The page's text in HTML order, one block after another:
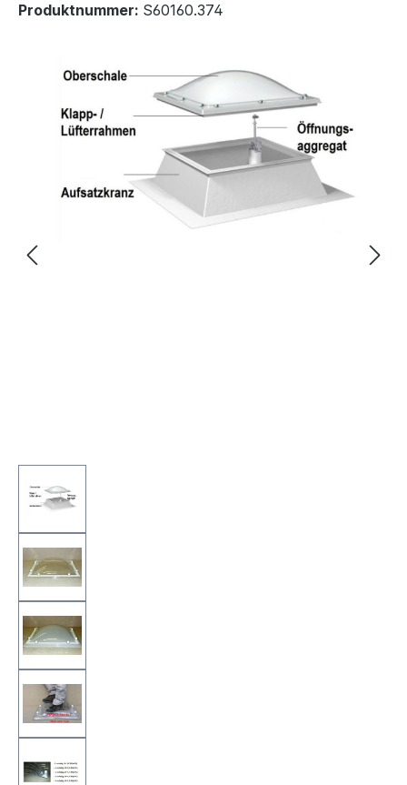
Produktnummer: S60160.374